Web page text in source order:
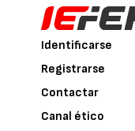
Identificarse
Registrarse
Contactar
Canal ético